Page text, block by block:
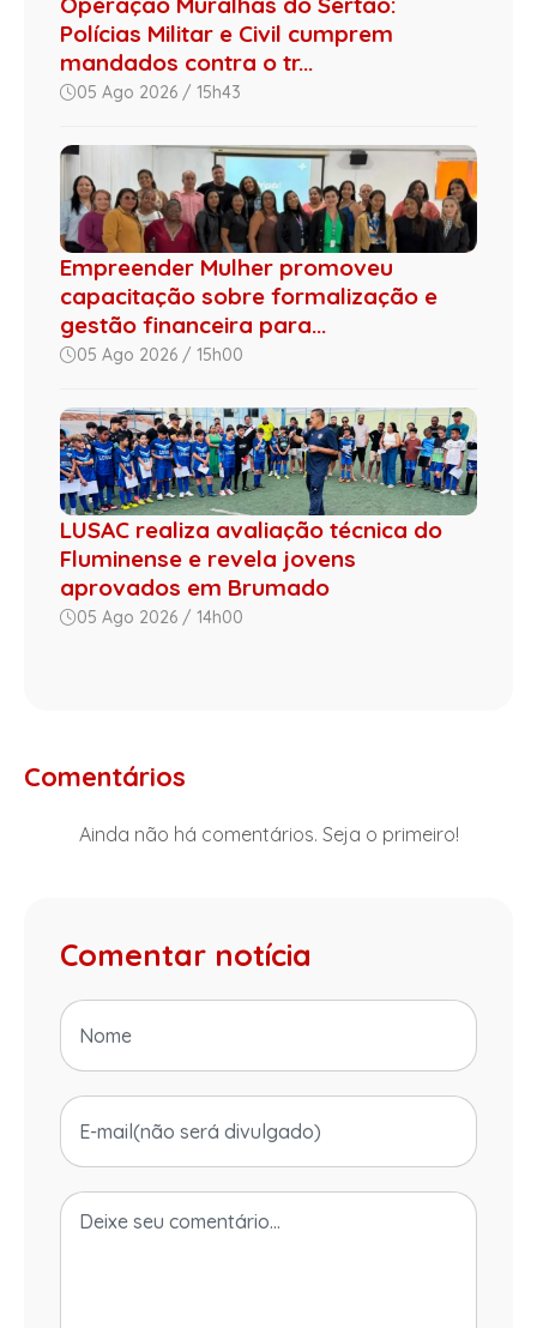
Polícias Militar e Civil cumprem
mandados contra o tr...
05 Ago 2026 / 15h43
Empreender Mulher promoveu
capacitação sobre formalização e
gestão financeira para...
05 Ago 2026 / 15h00
LUSAC realiza avaliação técnica do
Fluminense e revela jovens
aprovados em Brumado
05 Ago 2026 / 14h00
Comentários
Ainda não há comentários. Seja o primeiro!
Comentar notícia